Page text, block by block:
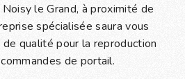
le Grand, à proximité de
spécialisée saura vous
qualité pour la reproduction
de portail.